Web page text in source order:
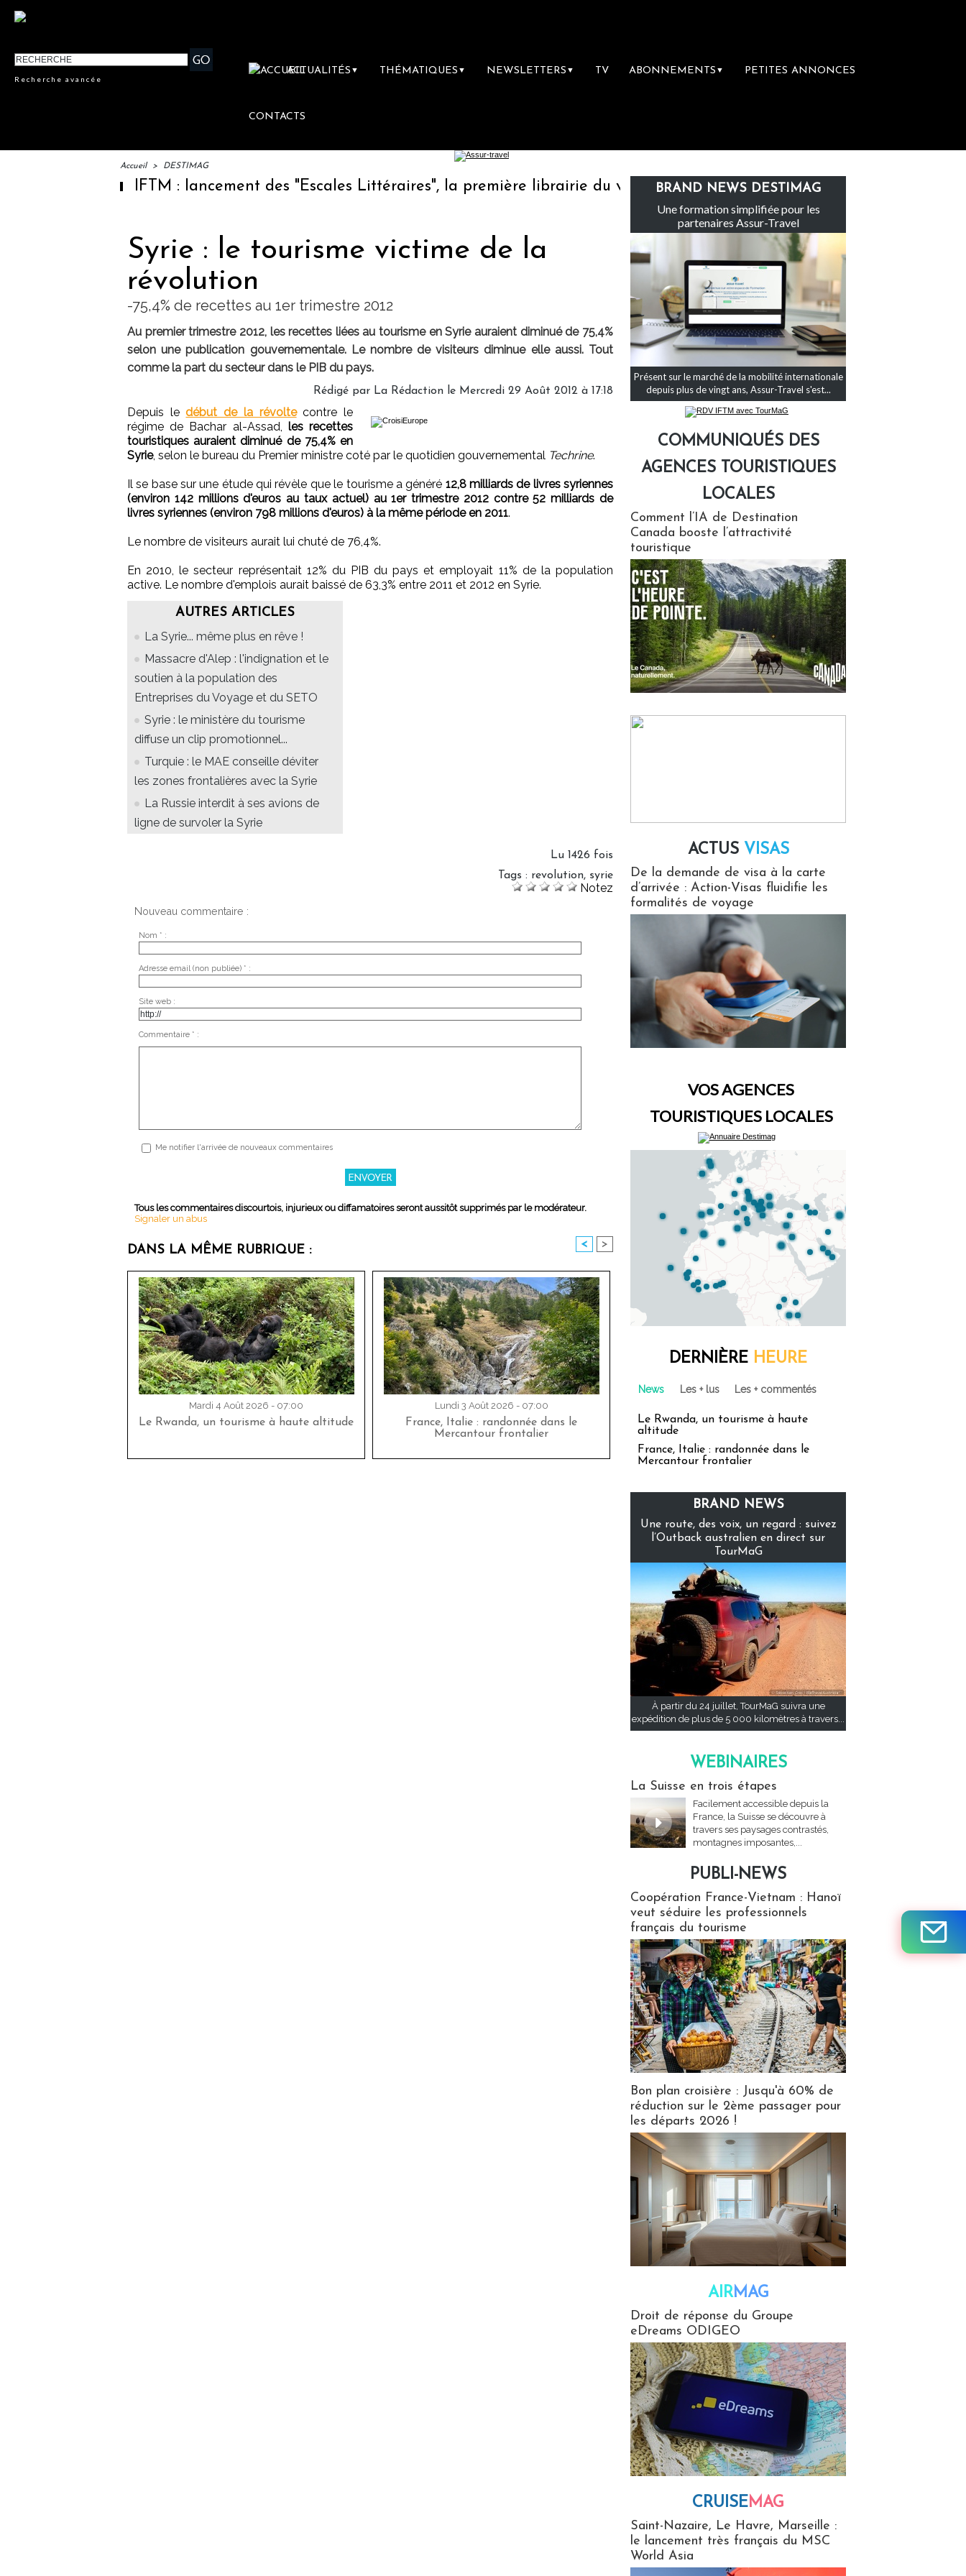
Recherche avancée
ACTUALITÉS ▼ THÉMATIQUES ▼ NEWSLETTERS ▼ TV ABONNEMENTS ▼ PETITES ANNONCES
CONTACTS
Accueil > DESTIMAG
IFTM : lancement des "Escales Littéraires", la première librairie du voyage Le groupe Sainte-Claire rachète Eden
Syrie : le tourisme victime de la
révolution
-75,4% de recettes au 1er trimestre 2012
Au premier trimestre 2012, les recettes liées au tourisme en Syrie auraient diminué de 75,4%
selon une publication gouvernementale. Le nombre de visiteurs diminue elle aussi. Tout
comme la part du secteur dans le PIB du pays.
Rédigé par La Rédaction le Mercredi 29 Août 2012 à 17:18
Depuis ledébut de la révoltecontre le
régime de Bachar al-Assad, les recettes
touristiques auraient diminué de 75,4% en
Syrie, selon le bureau du Premier ministre coté par le quotidien gouvernemental Techrine.
Il se base sur une étude qui révèle que le tourisme a généré 12,8 milliards de livres syriennes
(environ 142 millions d'euros au taux actuel) au 1er trimestre 2012 contre 52 milliards de
livres syriennes (environ 798 millions d'euros) à la même période en 2011.
Le nombre de visiteurs aurait lui chuté de 76,4%.
En 2010, le secteur représentait 12% du PIB du pays et employait 11% de la population
active. Le nombre d'emplois aurait baissé de 63,3% entre 2011 et 2012 en Syrie.
AUTRES ARTICLES
La Syrie... même plus en rêve !
Massacre d'Alep : l'indignation et le
soutien à la population des
Entreprises du Voyage et du SETO
Syrie : le ministère du tourisme
diffuse un clip promotionnel...
Turquie : le MAE conseille déviter
les zones frontalières avec la Syrie
La Russie interdit à ses avions de
ligne de survoler la Syrie
Lu 1426 fois
Tags : revolution, syrie
Notez
Nouveau commentaire :
Nom * :
Adresse email (non publiée) * :
Site web :
Commentaire * :
Me notifier l'arrivée de nouveaux commentaires
Tous les commentaires discourtois, injurieux ou diffamatoires seront aussitôt supprimés par le modérateur.
Signaler un abus
DANS LA MÊME RUBRIQUE : < >
Mardi 4 Août 2026 - 07:00
Le Rwanda, un tourisme à haute altitude
Lundi 3 Août 2026 - 07:00
France, Italie : randonnée dans le
Mercantour frontalier
BRAND NEWS DESTIMAG
Une formation simplifiée pour les
partenaires Assur-Travel
Présent sur le marché de la mobilité internationale
depuis plus de vingt ans, Assur-Travel s'est...
COMMUNIQUÉS DES
AGENCES TOURISTIQUES
LOCALES
Comment l’IA de Destination
Canada booste l’attractivité
touristique
ACTUS VISAS
De la demande de visa à la carte
d’arrivée : Action-Visas fluidifie les
formalités de voyage
VOS AGENCES
TOURISTIQUES LOCALES
DERNIÈRE HEURE
News Les + lus Les + commentés
Le Rwanda, un tourisme à haute
altitude
France, Italie : randonnée dans le
Mercantour frontalier
BRAND NEWS
Une route, des voix, un regard : suivez
l’Outback australien en direct sur
TourMaG
À partir du 24 juillet, TourMaG suivra une
expédition de plus de 5 000 kilomètres à travers...
WEBINAIRES
La Suisse en trois étapes
Facilement accessible depuis la
France, la Suisse se découvre à
travers ses paysages contrastés,
montagnes imposantes,...
PUBLI-NEWS
Coopération France-Vietnam : Hanoï
veut séduire les professionnels
français du tourisme
Bon plan croisière : Jusqu'à 60% de
réduction sur le 2ème passager pour
les départs 2026 !
AIRMAG
Droit de réponse du Groupe
eDreams ODIGEO
CRUISEMAG
Saint-Nazaire, Le Havre, Marseille :
le lancement très français du MSC
World Asia